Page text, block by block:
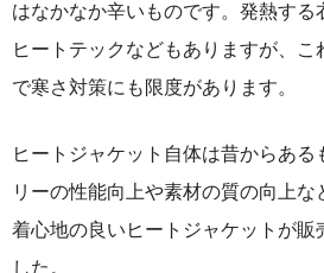
はなかなか辛いものです。発熱する
ヒートテックなどもありますが、
で寒さ対策にも限度があります。
ヒートジャケット自体は昔からある
リーの性能向上や素材の質の向上な
着心地の良いヒートジャケットが販
した。